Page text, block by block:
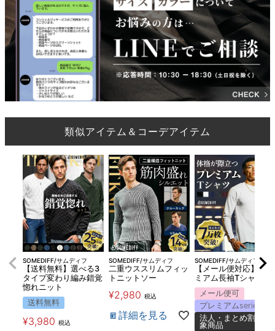
類似アイテム＆コーデアイテム
SOMEDIFF/サムディフ
【送料無料】選べる3
タイプ変わり編み錯覚
惚れニット
送料無料
¥3,980 税込
SOMEDIFF/サムディフ
二重ウススリムフィッ
トニットソー
¥2,980 税込
詳細を見る
SOMEDIFF/サムディフ
【メール便対応】プレ
ミアム長袖Tシャツ
メール便可
プレミアムseries
法人・まとめ割対
象商品